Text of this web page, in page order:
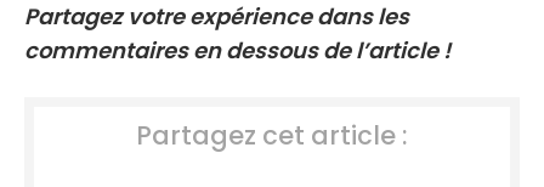
Partagez votre expérience dans les
commentaires en dessous de l’article !
Partagez cet article :